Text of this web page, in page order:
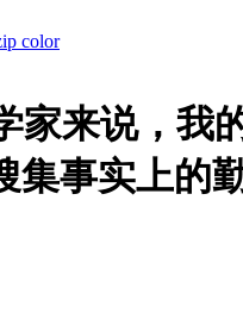
家来说，我
集事实上的